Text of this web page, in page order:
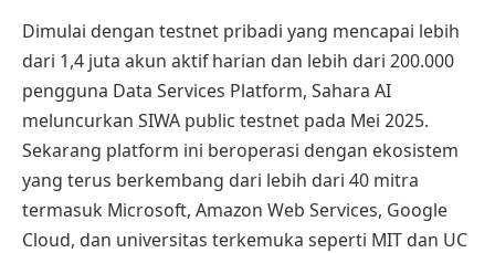
Dimulai dengan testnet pribadi yang mencapai lebih
dari 1,4 juta akun aktif harian dan lebih dari 200.000
pengguna Data Services Platform, Sahara AI
meluncurkan SIWA public testnet pada Mei 2025.
Sekarang platform ini beroperasi dengan ekosistem
yang terus berkembang dari lebih dari 40 mitra
termasuk Microsoft, Amazon Web Services, Google
Cloud, dan universitas terkemuka seperti MIT dan UC